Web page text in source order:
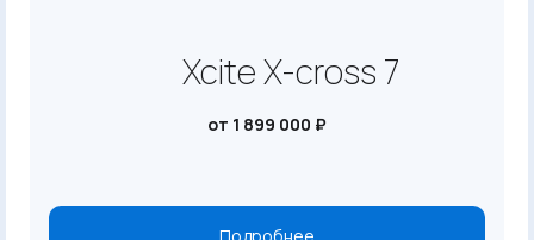
Xcite X-cross 7
от 1 899 000 ₽